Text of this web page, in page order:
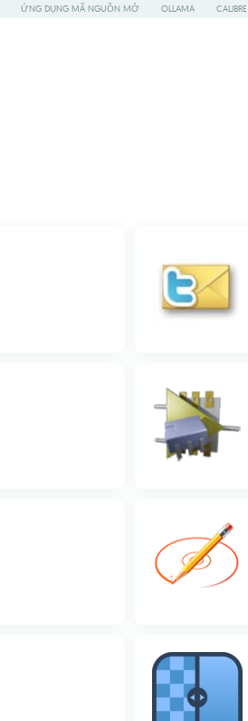
ỨNG DỤNG MÃ NGUỒN MỞ OLLAMA CALIBRE